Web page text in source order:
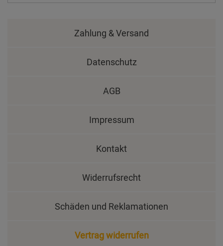
Zahlung & Versand
Datenschutz
AGB
Impressum
Kontakt
Widerrufsrecht
Schäden und Reklamationen
Vertrag widerrufen